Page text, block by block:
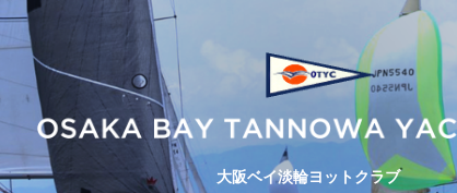
大阪ベイ淡輪ヨットクラブ